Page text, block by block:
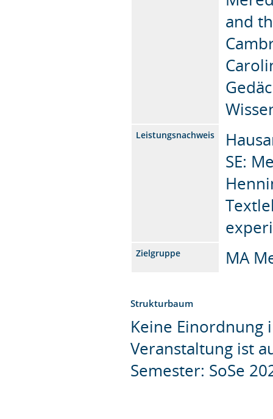
and
Leistungsnachweis
SE:
Zielgruppe MA
Strukturbaum
Keine Einordnung
Veranstaltung ist
Semester: SoSe